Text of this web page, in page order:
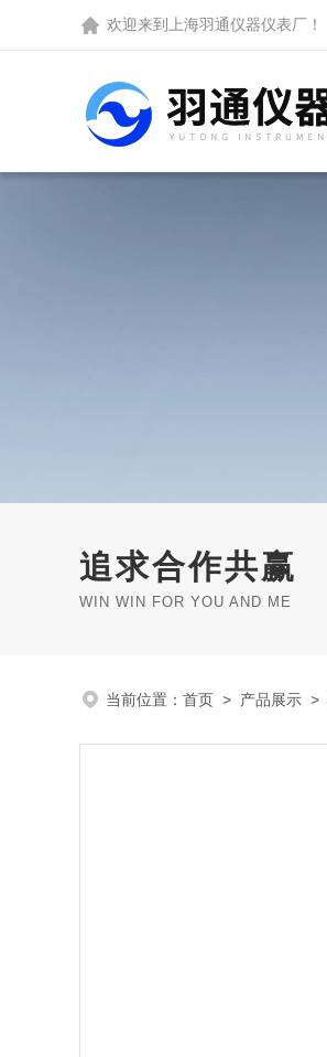
欢迎来到 上海羽通仪器仪表厂 ！
追求合作共赢
WIN WIN FOR YOU AND ME
当前位置： 首页 > 产品展示 >